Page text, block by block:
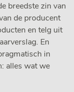
breedste zin van
de producent
en telg uit
En
in
alles wat we